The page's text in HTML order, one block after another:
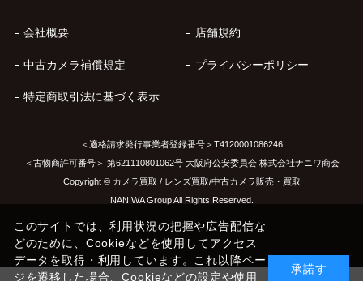
会社概要 店舗規約
中古カメラ補償規定 プライバシーポリシー
特定商取引法に基づく表示
＜適格請求発行事業者登録番号＞T4120001086246
＜古物商許可番号＞ 第621110801062号 大阪府公安委員会 株式会社ナニワ商会
Copyright © カメラ買取 / レンズ買取/中古カメラ販売・買取
NANIWA Group All Rights Reserved.
このサイトでは、利用状況の把握や広告配信な
どのために、Cookieなどを使用してアクセス
データを取得・利用しています。これ以降ペー
ジを遷移した場合、Cookieなどの設定や使用
承諾す